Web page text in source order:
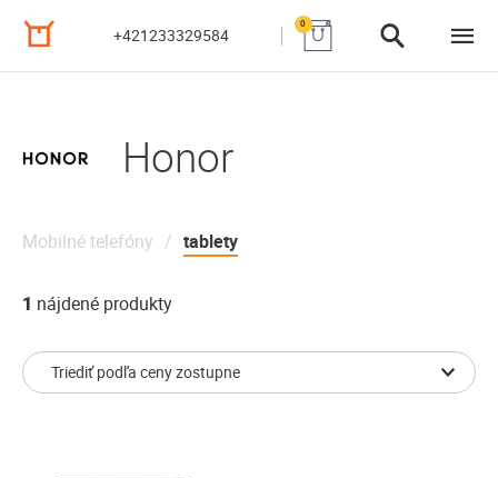
+421233329584
0
Honor
Mobilné telefóny tablety
1 nájdené produkty